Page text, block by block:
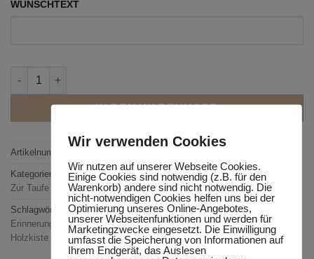
WUNSCHTEXT
ERINNERUNGSKISTE 'STERNENBILD - ROT' Menge
IN DEN WARENKORB
Artikelnummer:
Kategorien: Erinnerungskisten, Geschenkideen,Produkte, Zur Geburt
Zur Taufe
Schlagwörter:Erinnerungskiste Baby, Erinnerungskiste Geburt
Erinnerungskiste Name ,Geschenk Geburt, Holzkiste mit Deckel
Holzkiste Name
Wir verwenden Cookies
Wir nutzen auf unserer Webseite Cookies.
Einige Cookies sind notwendig (z.B. für den
Warenkorb) andere sind nicht notwendig. Die
nicht-notwendigen Cookies helfen uns bei der
Optimierung unseres Online-Angebotes,
unserer Webseitenfunktionen und werden für
Marketingzwecke eingesetzt. Die Einwilligung
umfasst die Speicherung von Informationen auf
Ihrem Endgerät, das Auslesen